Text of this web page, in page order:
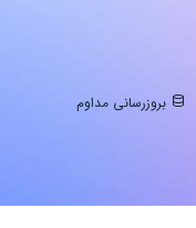
بروزرسانی مداوم